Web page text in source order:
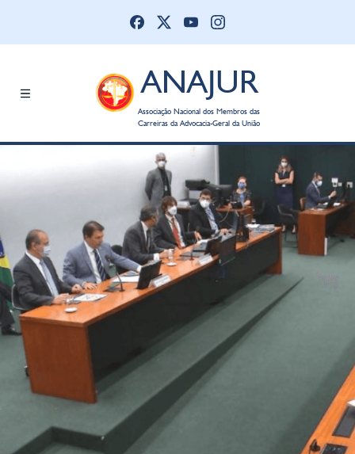
ANAJUR
Associação Nacional dos Membros das
Carreiras da Advocacia-Geral da União